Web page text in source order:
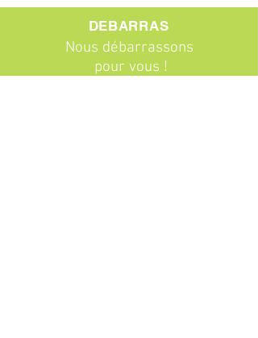
DEBARRAS
Nous débarrassons
pour vous !